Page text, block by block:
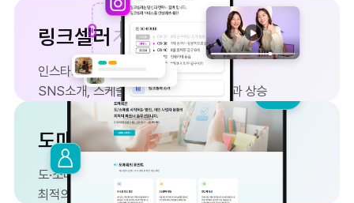
링크셀러
인스타그램 판매자라면 필수!
SNS소개, 스케줄, 영상 링크로 구매 효과 상승
도매룩
도·소매를 시작하는 법인, 개인 사업자를 위한
최적의 파트너 솔루션